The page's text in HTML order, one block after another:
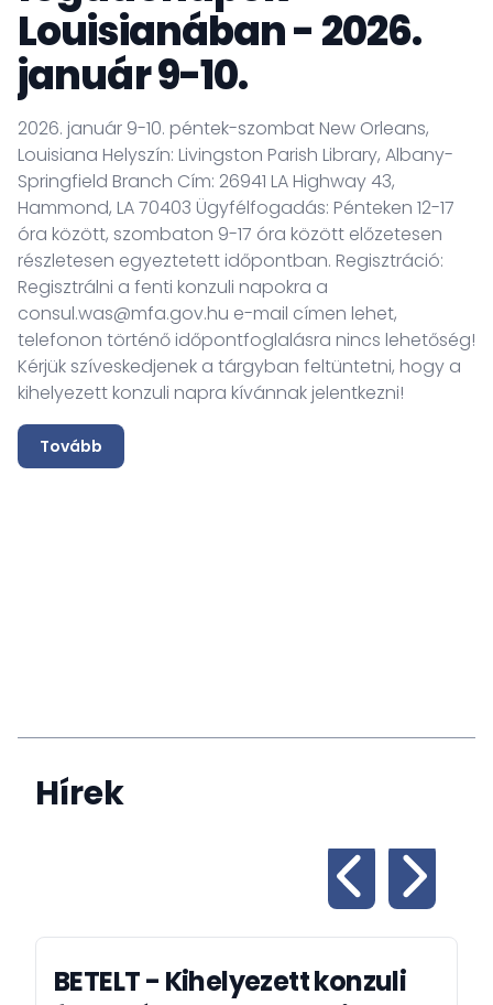
Louisianában - 2026.
január 9-10.
2026. január 9-10. péntek-szombat New Orleans,
Louisiana Helyszín: Livingston Parish Library, Albany-
Springfield Branch Cím: 26941 LA Highway 43,
Hammond, LA 70403 Ügyfélfogadás: Pénteken 12-17
óra között, szombaton 9-17 óra között előzetesen
részletesen egyeztetett időpontban. Regisztráció:
Regisztrálni a fenti konzuli napokra a
consul.was@mfa.gov.hu e-mail címen lehet,
telefonon történő időpontfoglalásra nincs lehetőség!
Kérjük szíveskedjenek a tárgyban feltüntetni, hogy a
kihelyezett konzuli napra kívánnak jelentkezni!
Tovább
Hírek
BETELT - Kihelyezett konzuli